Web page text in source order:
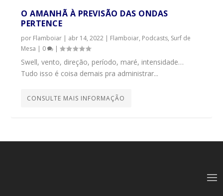
O AMANHÃ À PREVISÃO DAS ONDAS
PERTENCE
por Flamboiar | abr 14, 2022 | Flamboiar, Podcasts, Surf de
Mesa | 0 |
Swell, vento, direção, período, maré, intensidade…
Tudo isso é coisa demais pra administrar...
CONSULTE MAIS INFORMAÇÃO